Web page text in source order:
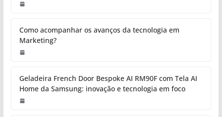
Como acompanhar os avanços da tecnologia em
Marketing?
Geladeira French Door Bespoke AI RM90F com Tela AI
Home da Samsung: inovação e tecnologia em foco